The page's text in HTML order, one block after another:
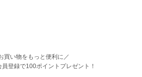
買い物をもっと便利に／
員登録で100ポイントプレゼント！